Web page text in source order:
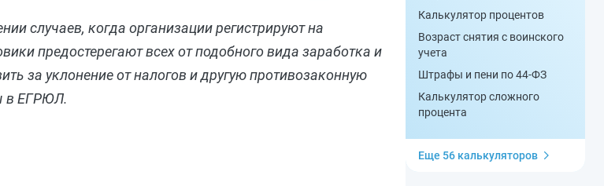
случаев, когда организации регистрируют на
предостерегают всех от подобного вида заработка и
за уклонение от налогов и другую противозаконную
в ЕГРЮЛ.
Калькулятор процентов
Возраст снятия с воинского
учета
Штрафы и пени по 44-ФЗ
Калькулятор сложного
процента
Еще 56 калькуляторов